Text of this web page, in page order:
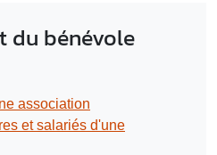
du bénévole
association
et salariés d'une